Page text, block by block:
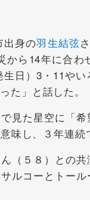
出身の羽生結弦
ら14年に合わ
日）3・11や
た」と話した。
た星空に「希
し、３年連続
（５８）との共
ルコーとトー